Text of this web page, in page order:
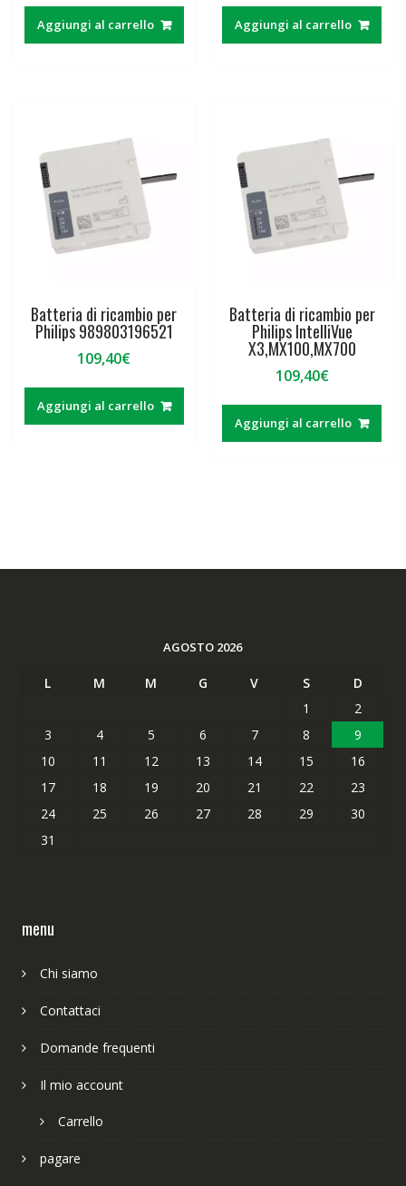
Aggiungi al carrello Aggiungi al carrello
Batteria di ricambio per
Philips 989803196521
109,40€
Aggiungi al carrello
Batteria di ricambio per
Philips IntelliVue
X3,MX100,MX700
109,40€
Aggiungi al carrello
AGOSTO 2026
L M M G V S
D
1
2
3
4 5 6 7 8
9
10
11 12 13 14 15
16
17
18 19 20 21 22
23
24
25 26 27 28 29
30
31
menu
Chi siamo
Contattaci
Domande frequenti
Il mio account
Carrello
pagare